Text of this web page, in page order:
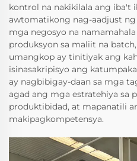
kontrol na nakikilala ang iba't
awtomatikong nag-aadjust ng
mga negosyo na
produksyon sa maliit na
umangkop ay tinitiyak ang
isinasakripisyo ang
ay nagbibigay-daan sa mga
agad ang mga estratehiya sa
produktibidad, at mapanatili
makipagkompetensya.